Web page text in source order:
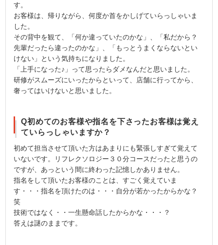
す。
お客様は、帰りながら、何度か首をかしげていらっしゃいま
した。
その背中を観て、「何か違っていたのかな」、「私だから？
先輩だったら違ったのかな」、「もっとうまくならないとい
けない」という気持ちになりました。
「上手になった♪」って思ったらダメなんだと思いました。
研修がスムーズにいったからといって、店舗に行ってから、
奢ってはいけないと思いました。
Q初めてのお客様や指名を下さったお客様は覚え
ていらっしゃいますか？
初めて担当させて頂いた方はあまりにも緊張しすぎて覚えて
いないです。リフレクソロジー３０分コースだったと思うの
ですが、あっという間に終わった記憶しかありません。
指名をして頂いたお客様のことは、すごく覚えていま
す・・・指名を頂けたのは・・・自分が若かったからかな？
笑
技術ではなく・・一生懸命話したからかな・・・？
答えは謎のままです。